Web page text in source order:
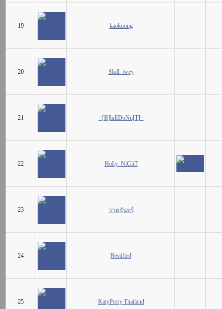
19 kaokoong
20 Skill_twey
21 =[B]luEDoNu[T]=
22 HoLy_NiGhT
23 วาดจันทร์
24 Bestified
25 KatyPerry Thailand